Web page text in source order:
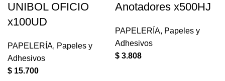
UNIBOL OFICIO
x100UD
PAPELERÍA, Papeles y
Adhesivos
$ 15.700
Anotadores x500HJ
PAPELERÍA, Papeles y
Adhesivos
$ 3.808